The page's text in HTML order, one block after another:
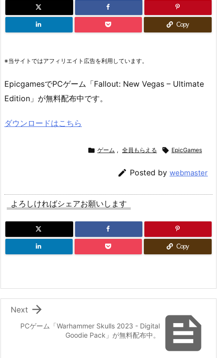
Copy
※当サイトではアフィリエイト広告を利用しています。
EpicgamesでPCゲーム「Fallout: New Vegas – Ultimate
Edition」が無料配布中です。
ダウンロードはこちら
 ゲーム , 全員もらえる  EpicGames
 Posted by webmaster
よろしければシェアお願いします
Copy

PCゲーム「Warhammer Skulls 2023 - Digital
Goodie Pack」が無料配布中。

Next